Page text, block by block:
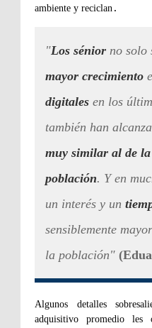
ambiente y reciclan .
"Los sénior no solo
mayor crecimiento
digitales en los
también han
muy similar al de
población. Y en
un interés y un
sensiblemente
la población"
Algunos detalles
adquisitivo promedio